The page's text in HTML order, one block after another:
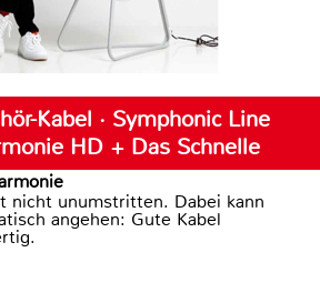
Kabel · Symphonic Line
HD + Das Schnelle
nicht unumstritten. Dabei kann
angehen: Gute Kabel